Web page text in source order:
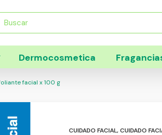
Dermocosmetica
facial x 100 g
CUIDADO FACIAL,CUIDADO